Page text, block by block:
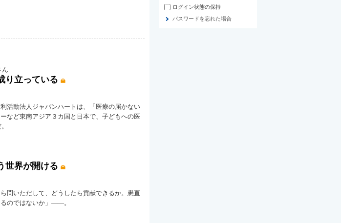
ん
り立っている
活動法人ジャパンハートは、「医療の届かない
など東南アジア３カ国と日本で、子どもへの医
世界が開ける
問いただして、どうしたら貢献できるか。愚直
のではないか」――。
ログイン状態の保持
パスワードを忘れた場合